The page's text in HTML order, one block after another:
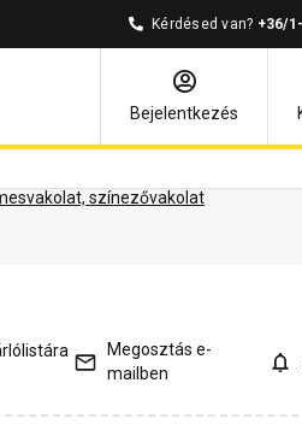
Kérdésed van? +36/
Bejelentkezés
színezővakolat
Kérdések és válaszok
Megosztás e-
mailben